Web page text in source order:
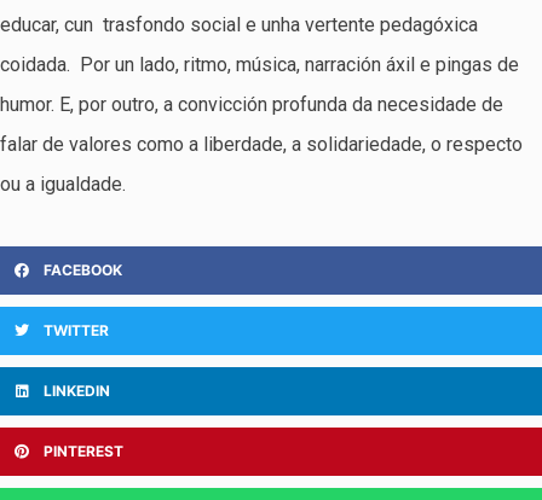
educar, cun trasfondo social e unha vertente pedagóxica
coidada. Por un lado, ritmo, música, narración áxil e pingas de
humor. E, por outro, a convicción profunda da necesidade de
falar de valores como a liberdade, a solidariedade, o respecto
ou a igualdade.
FACEBOOK
TWITTER
LINKEDIN
PINTEREST